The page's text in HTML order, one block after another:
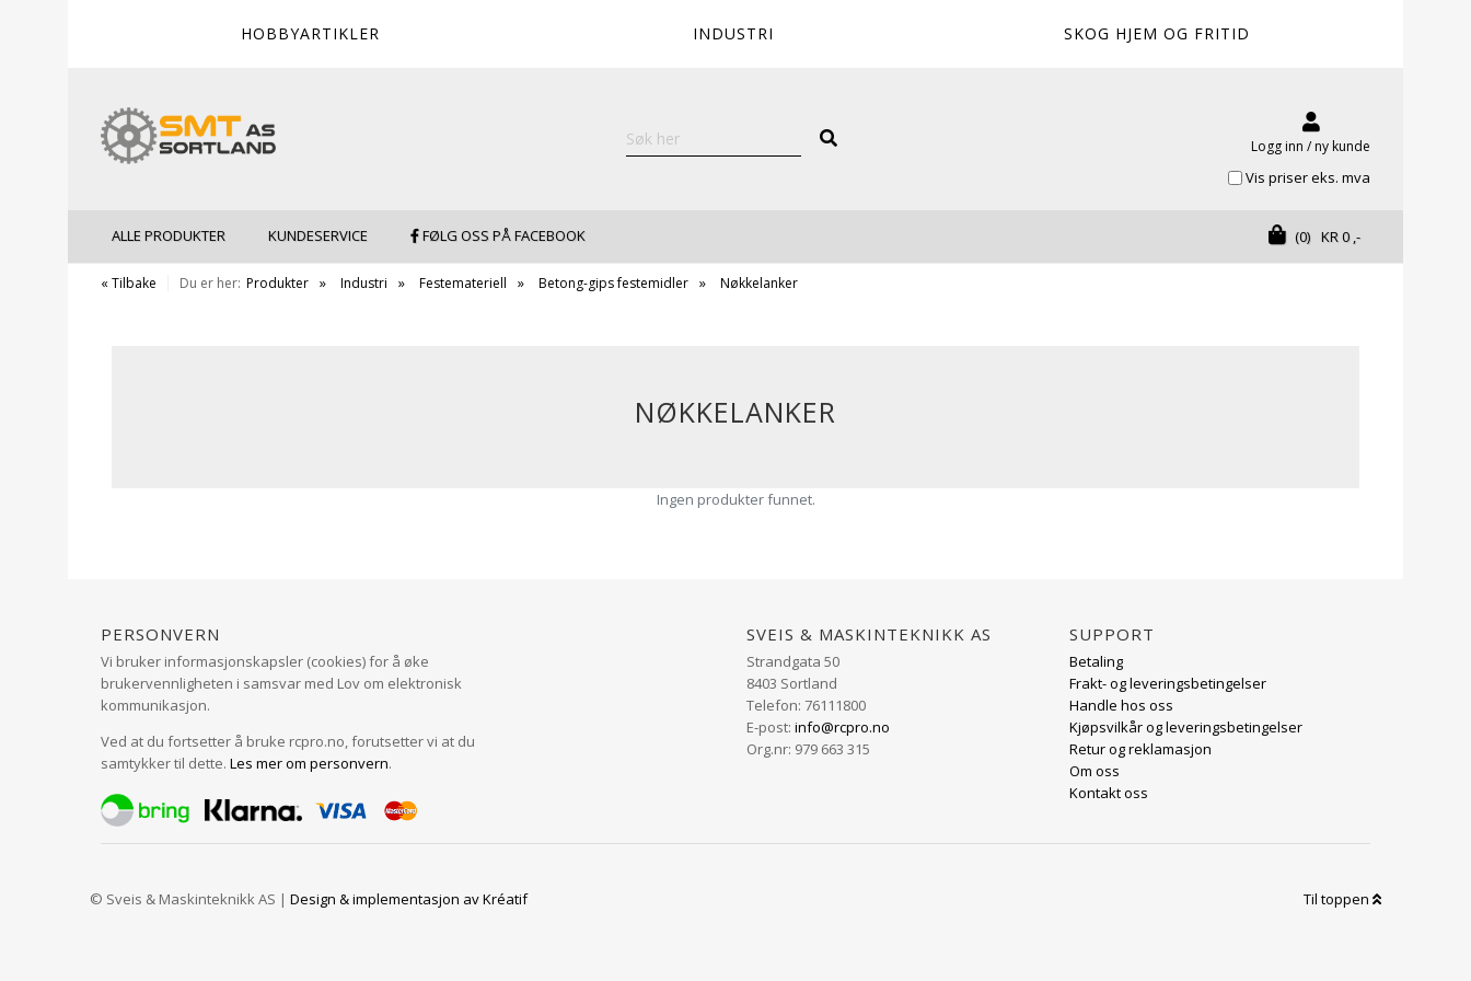
HOBBYARTIKLER INDUSTRI SKOG HJEM OG FRITID
Logg inn / ny kunde
Vis priser eks. mva
ALLE PRODUKTER KUNDESERVICE FØLG OSS PÅ FACEBOOK KR0,-
(0)
« Tilbake Du er her: Produkter Industri Festemateriell Betong-gips festemidler Nøkkelanker
NØKKELANKER
Ingen produkter funnet.
Personvern
Vi bruker informasjonskapsler (cookies) for å øke
brukervennligheten i samsvar med Lov om elektronisk
kommunikasjon.
Ved at du fortsetter å bruke rcpro.no, forutsetter vi at du
samtykker til dette. Les mer om personvern.
Sveis & Maskinteknikk AS
Strandgata 50
8403 Sortland
Telefon: 76111800
E-post: info@rcpro.no
Org.nr: 979 663 315
Support
Betaling
Frakt- og leveringsbetingelser
Handle hos oss
Kjøpsvilkår og leveringsbetingelser
Retur og reklamasjon
Om oss
Kontakt oss
© Sveis & Maskinteknikk AS | Design &implementasjon av Kréatif Til toppen